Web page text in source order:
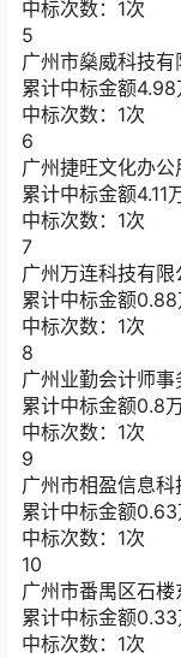
中标次数：1次
5
广州市燊威科技有
累计中标金额4.98
中标次数：1次
6
广州捷旺文化办公
累计中标金额4.11
中标次数：1次
7
广州万连科技有限
累计中标金额0.88
中标次数：1次
8
广州业勤会计师事
累计中标金额0.8
中标次数：1次
9
广州市相盈信息科
累计中标金额0.63
中标次数：1次
10
广州市番禺区石
累计中标金额0.33
中标次数：1次